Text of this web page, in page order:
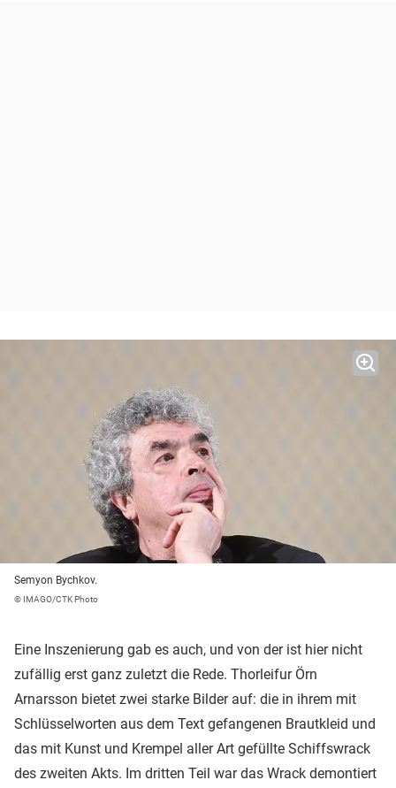
Semyon Bychkov.
© IMAGO/CTK Photo
Eine Inszenierung gab es auch, und von der ist hier nicht
zufällig erst ganz zuletzt die Rede. Thorleifur Örn
Arnarsson bietet zwei starke Bilder auf: die in ihrem mit
Schlüsselworten aus dem Text gefangenen Brautkleid und
das mit Kunst und Krempel aller Art gefüllte Schiffswrack
des zweiten Akts. Im dritten Teil war das Wrack demontiert